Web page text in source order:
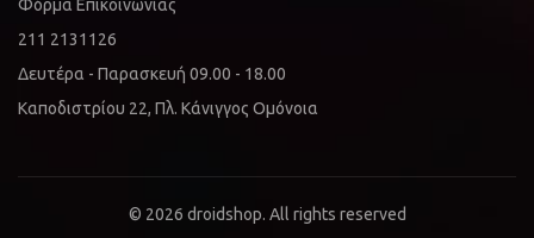
Φόρμα Επικοινωνίας
211 2131126
Δευτέρα - Παρασκευή 09.00 - 18.00
Καποδιστρίου 22, Πλ. Κάνιγγος Ομόνοια
© 2026 droidshop. All rights reserved